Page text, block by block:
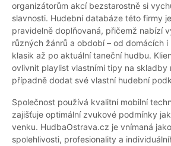
organizátorům akcí bezstarostně si
slavnosti. Hudební databáze této firmy
pravidelně doplňovaná, přičemž nabízí
různých žánrů a období – od domácích i
klasik až po aktuální taneční hudbu.
ovlivnit playlist vlastními tipy na skladby
případně dodat své vlastní hudební
Společnost používá kvalitní mobilní
zajišťuje optimální zvukové podmínky
venku. HudbaOstrava.cz je vnímaná
spolehlivosti, profesionality a